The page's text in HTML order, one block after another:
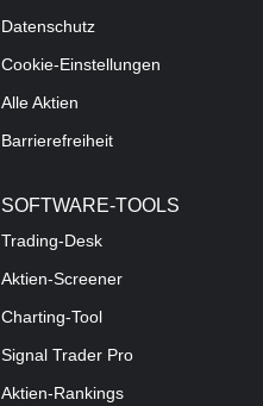
Datenschutz
Cookie-Einstellungen
Alle Aktien
Barrierefreiheit
SOFTWARE-TOOLS
Trading-Desk
Aktien-Screener
Charting-Tool
Signal Trader Pro
Aktien-Rankings